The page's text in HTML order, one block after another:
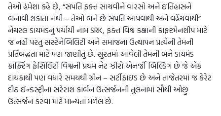
તેઓ હંમેશા કહે છે, “સંપતિ ફક્ત સાચવીને વારસો અને ઇતિહાસને
બનાવી શકાતા નથી – તેઓ બને છે સંપતિ આપવાથી અને વહેંચવાથી”
નેચરલ ડાયમંડનું પર્યાયી નામ SRK, ફક્ત વિશ્વ કક્ષાની ક્રાફ્ટમેનશીપ માટે
જ નહીં પરંતુ સસ્ટેનેબિલિટી અને સમાજના ઉત્થાપન પ્રત્યેની તેમની
પ્રતિબદ્ધતા માટે પણ જાણીતું છે. સુરતમાં આવેલી તેમની બંને ડાયમંડ
ક્રાફ્ટિંગ ફેસિલિટી વિશ્વની પ્રથમ નેટ ઝીરો એનર્જી બિલ્ડિંગ છે જે એક
દાયકાથી પણ વધારે સમયથી ગ્રીન – સર્ટીફાઇડ છે અને તાજેતરમાં જ કેરેટ
દીઠ ઈન્ડસ્ટ્રીના સરેરાશ કાર્બન ઉત્સર્જનની તુલનામાં સૌથી ઓછું
ઉત્સર્જન કરવા માટે માન્યતા મળેલ છે.